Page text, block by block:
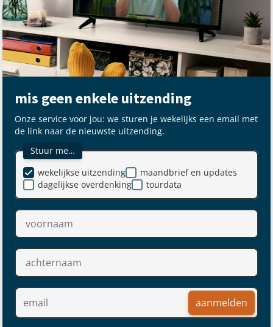
mis geen enkele uitzending
Onze service voor jou: we sturen je wekelijks een email met
de link naar de nieuwste uitzending.
Stuur me…
maandbrief en updates
dagelijkse overdenking
wekelijkse uitzending
tourdata
aanmelden